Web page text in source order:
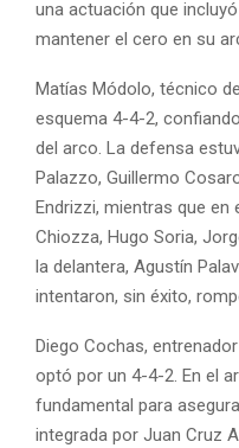
una actuación que
mantener el cero en su
Matías Módolo, técnico
esquema 4-4-2,
del arco. La defensa
Palazzo, Guillermo
Endrizzi, mientras que
Chiozza, Hugo Soria,
la delantera, Agustín
intentaron, sin éxito,
Diego Cochas,
optó por un 4-4-2. En el
fundamental para
integrada por Juan Cruz